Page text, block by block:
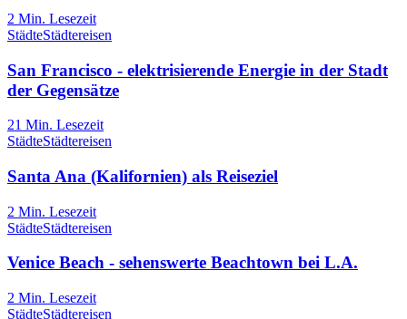
2 Min. Lesezeit
StädteStädtereisen
San Francisco - elektrisierende Energie in der Stadt
der Gegensätze
21 Min. Lesezeit
StädteStädtereisen
Santa Ana (Kalifornien) als Reiseziel
2 Min. Lesezeit
StädteStädtereisen
Venice Beach - sehenswerte Beachtown bei L.A.
2 Min. Lesezeit
StädteStädtereisen